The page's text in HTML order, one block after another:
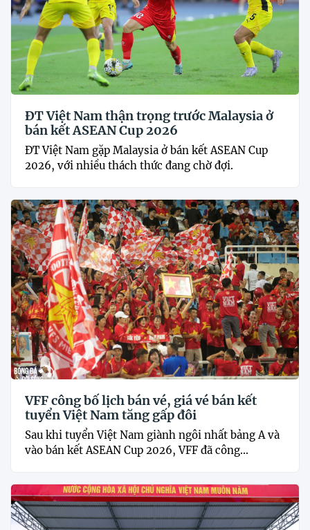
ĐT Việt Nam thận trọng trước Malaysia ở
bán kết ASEAN Cup 2026
ĐT Việt Nam gặp Malaysia ở bán kết ASEAN Cup
2026, với nhiều thách thức đang chờ đợi.
VFF công bố lịch bán vé, giá vé bán kết
tuyển Việt Nam tăng gấp đôi
Sau khi tuyển Việt Nam giành ngôi nhất bảng A và
vào bán kết ASEAN Cup 2026, VFF đã công...